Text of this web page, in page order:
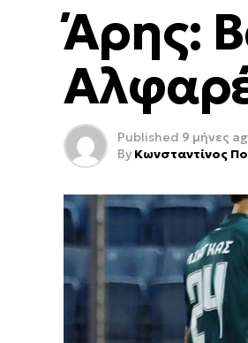
Άρης:
Published 9 μήνες
By Κωνσταντίνος